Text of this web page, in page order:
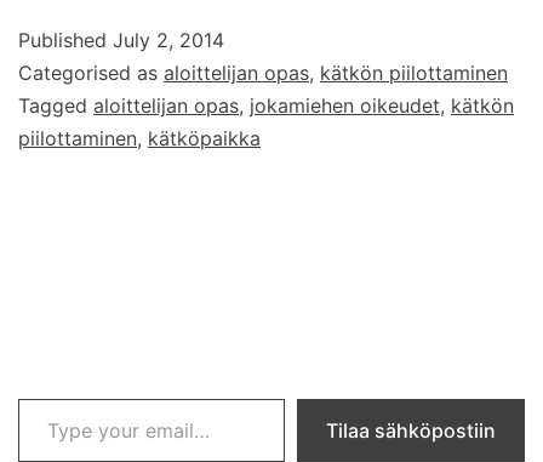
–
Osa
Published July 2, 2014
Categorised as aloittelijan opas, kätkön piilottaminen
Tagged aloittelijan opas, jokamiehen oikeudet, kätkön
piilottaminen, kätköpaikka
Type your email…
Tilaa sähköpostiin